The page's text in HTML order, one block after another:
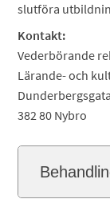
slutföra
Kontakt:
Vederbörande
Lärande- och
382 80 Nybro